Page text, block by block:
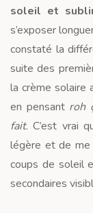
soleil et
s’exposer
constaté la
suite des
la crème solaire
en pensant roh
fait. C’est vrai
légère et de me
coups de soleil
secondaires